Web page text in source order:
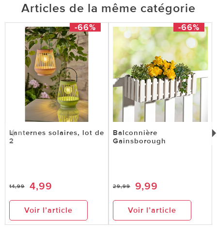
Articles de la même catégorie
-66%
Lanternes solaires, lot de
2
14,99 4,99
Voir l’article
-66%
Balconnière
Gainsborough
29,99 9,99
Voir l’article